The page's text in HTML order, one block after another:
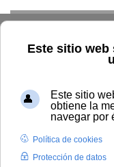
Inicio La UNIA